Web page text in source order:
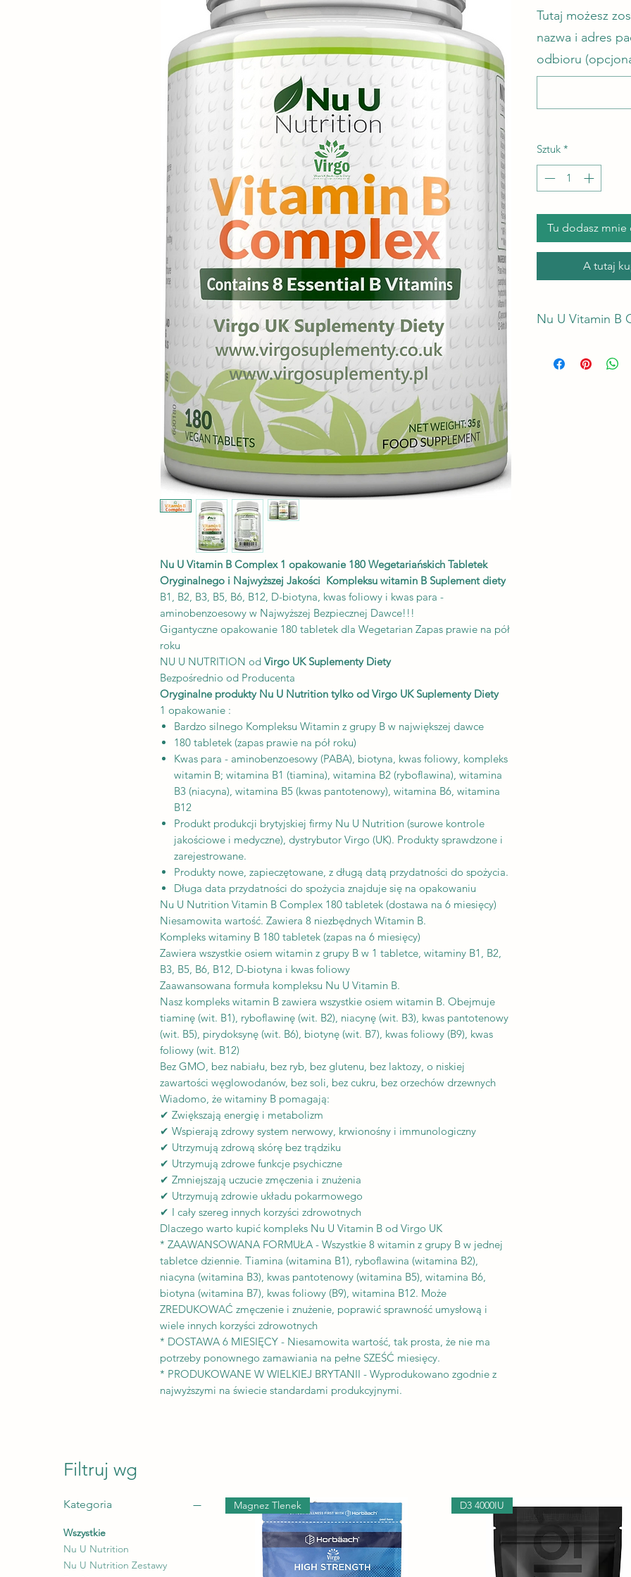
Nu U Vitamin B Complex 1 opakowanie 180 Wegetariańskich Tabletek
Oryginalnego i Najwyższej Jakości Kompleksu witamin B Suplement diety
B1, B2, B3, B5, B6, B12, D-biotyna, kwas foliowy i kwas para -
aminobenzoesowy w Najwyższej Bezpiecznej Dawce!!!
Gigantyczne opakowanie 180 tabletek dla Wegetarian Zapas prawie na pół
roku
NU U NUTRITION od Virgo UK Suplementy Diety
Bezpośrednio od Producenta
Oryginalne produkty Nu U Nutrition tylko od Virgo UK Suplementy Diety
1 opakowanie :
Bardzo silnego Kompleksu Witamin z grupy B w największej dawce
180 tabletek (zapas prawie na pół roku)
Kwas para - aminobenzoesowy (PABA), biotyna, kwas foliowy, kompleks
witamin B; witamina B1 (tiamina), witamina B2 (ryboflawina), witamina
B3 (niacyna), witamina B5 (kwas pantotenowy), witamina B6, witamina
B12
Produkt produkcji brytyjskiej firmy Nu U Nutrition (surowe kontrole
jakościowe i medyczne), dystrybutor Virgo (UK). Produkty sprawdzone i
zarejestrowane.
Produkty nowe, zapieczętowane, z długą datą przydatności do spożycia.
Długa data przydatności do spożycia znajduje się na opakowaniu
Nu U Nutrition Vitamin B Complex 180 tabletek (dostawa na 6 miesięcy)
Niesamowita wartość. Zawiera 8 niezbędnych Witamin B.
Kompleks witaminy B 180 tabletek (zapas na 6 miesięcy)
Zawiera wszystkie osiem witamin z grupy B w 1 tabletce, witaminy B1, B2,
B3, B5, B6, B12, D-biotyna i kwas foliowy
Zaawansowana formuła kompleksu Nu U Vitamin B.
Nasz kompleks witamin B zawiera wszystkie osiem witamin B. Obejmuje
tiaminę (wit. B1), ryboflawinę (wit. B2), niacynę (wit. B3), kwas pantotenowy
(wit. B5), pirydoksynę (wit. B6), biotynę (wit. B7), kwas foliowy (B9), kwas
foliowy (wit. B12)
Bez GMO, bez nabiału, bez ryb, bez glutenu, bez laktozy, o niskiej
zawartości węglowodanów, bez soli, bez cukru, bez orzechów drzewnych
Wiadomo, że witaminy B pomagają:
✔ Zwiększają energię i metabolizm
✔ Wspierają zdrowy system nerwowy, krwionośny i immunologiczny
✔ Utrzymują zdrową skórę bez trądziku
✔ Utrzymują zdrowe funkcje psychiczne
✔ Zmniejszają uczucie zmęczenia i znużenia
✔ Utrzymują zdrowie układu pokarmowego
✔ I cały szereg innych korzyści zdrowotnych
Dlaczego warto kupić kompleks Nu U Vitamin B od Virgo UK
* ZAAWANSOWANA FORMUŁA - Wszystkie 8 witamin z grupy B w jednej
tabletce dziennie. Tiamina (witamina B1), ryboflawina (witamina B2),
niacyna (witamina B3), kwas pantotenowy (witamina B5), witamina B6,
biotyna (witamina B7), kwas foliowy (B9), witamina B12. Może
ZREDUKOWAĆ zmęczenie i znużenie, poprawić sprawność umysłową i
wiele innych korzyści zdrowotnych
* DOSTAWA 6 MIESIĘCY - Niesamowita wartość, tak prosta, że ​​nie ma
potrzeby ponownego zamawiania na pełne SZEŚĆ miesięcy.
* PRODUKOWANE W WIELKIEJ BRYTANII - Wyprodukowano zgodnie z
najwyższymi na świecie standardami produkcyjnymi.
Tutaj możesz
nazwa i adres
odbioru
Sztuk *
Tu dodasz mnie
A tutaj
Nu U Vitamin B
witamin B.
Filtruj wg
Kategoria
Wszystkie
Nu U Nutrition
Nu U Nutrition Zestawy
Magnez Tlenek D3 4000IU